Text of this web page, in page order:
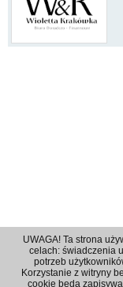
Regulamin|
UWAGA! Ta strona
celach: świadczenia
potrzeb
Korzystanie z witryny
cookie będą